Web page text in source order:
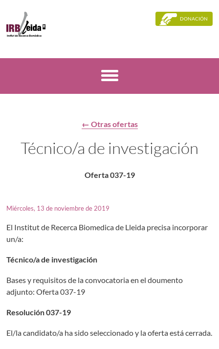
DONACIÓN
← Otras ofertas
Técnico/a de investigación
Oferta 037-19
Miércoles, 13 de noviembre de 2019
El Institut de Recerca Biomedica de Lleida precisa incorporar
un/a:
Técnico/a de investigación
Bases y requisitos de la convocatoria en el doumento
adjunto: Oferta 037-19
Resolución 037-19
El/la candidato/a ha sido seleccionado y la oferta está cerrada.